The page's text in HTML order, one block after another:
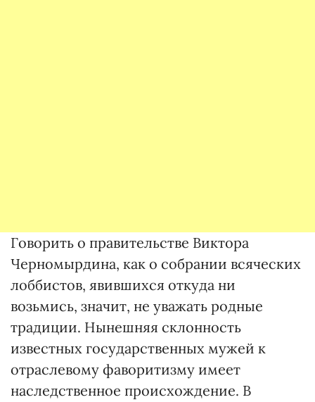
Говорить о правительстве Виктора
Черномырдина, как о собрании всяческих
лоббистов, явившихся откуда ни
возьмись, значит, не уважать родные
традиции. Нынешняя склонность
известных государственных мужей к
отраслевому фаворитизму имеет
наследственное происхождение. В